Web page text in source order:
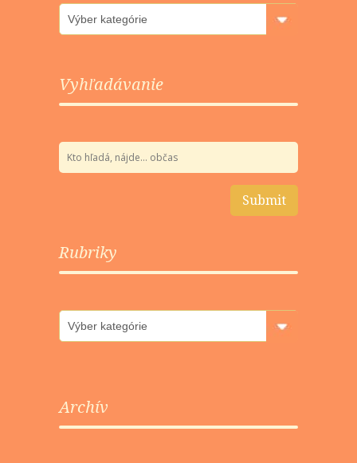
Rubriky
Vyhľadávanie
Rubriky
Rubriky
Archív